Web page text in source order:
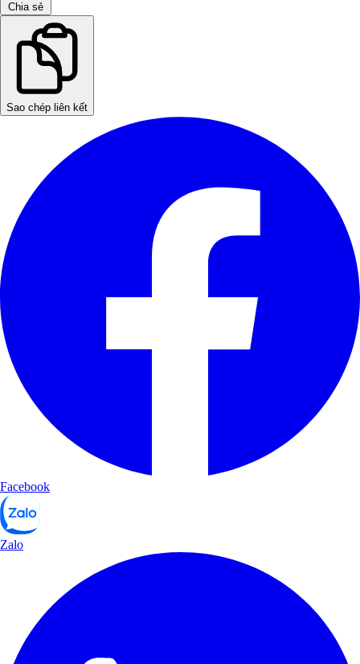
Chia sẻ
Sao chép liên kết
Facebook
Zalo